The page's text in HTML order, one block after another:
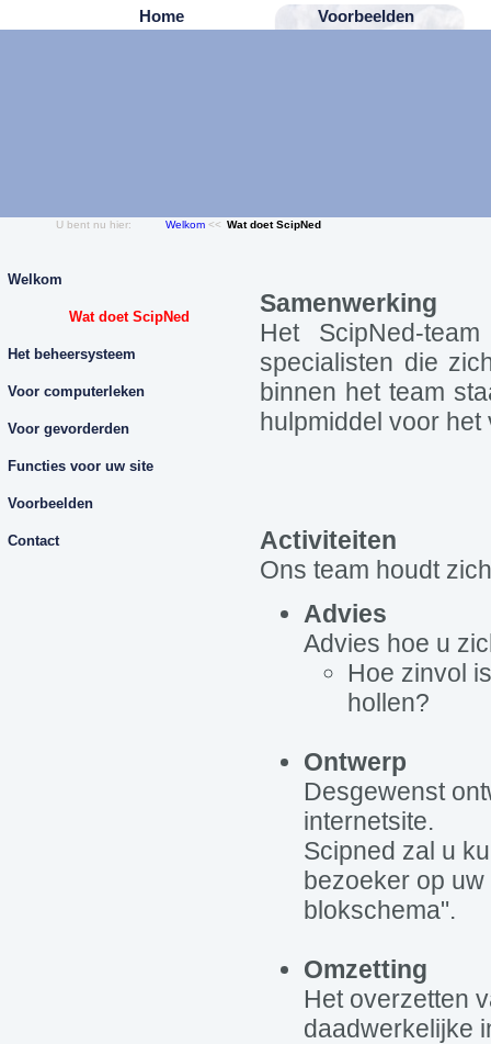
Home Voorbeelden
U bent nu hier: Welkom << Wat doet ScipNed
Welkom
Wat doet ScipNed
Het beheersysteem
Voor computerleken
Voor gevorderden
Functies voor uw site
Voorbeelden
Contact
Samenwerking
Het ScipNed-
specialisten die
binnen het team
hulpmiddel voor
Activiteiten
Ons team houdt
Advies
Advies hoe u
Hoe zinvol
hollen?
Ontwerp
Desgewenst
internetsite.
Scipned zal u
bezoeker op
blokschema".
Omzetting
Het overzetten
daadwerkelijke